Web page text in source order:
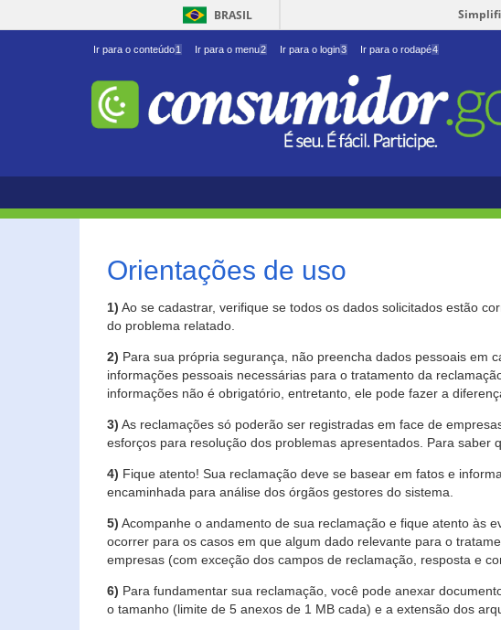
BRASIL
Ir para o conteúdo1 Ir para o menu2 Ir para o login3 Ir para o rodapé4
Orientações de uso
1) Ao se cadastrar, verifique se todos os dados solicitados estão
do problema relatado.
2) Para sua própria segurança, não preencha dados pessoais em
informações pessoais necessárias para o tratamento da
informações não é obrigatório, entretanto, ele pode fazer a
3) As reclamações só poderão ser registradas em face de
esforços para resolução dos problemas apresentados. Para saber
4) Fique atento! Sua reclamação deve se basear em fatos e
encaminhada para análise dos órgãos gestores do sistema.
5) Acompanhe o andamento de sua reclamação e fique atento às
ocorrer para os casos em que algum dado relevante para o
empresas (com exceção dos campos de reclamação, resposta e
6) Para fundamentar sua reclamação, você pode anexar
o tamanho (limite de 5 anexos de 1 MB cada) e a extensão dos